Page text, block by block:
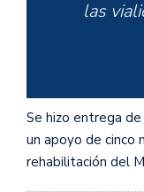
las
Se hizo entrega
un apoyo de cinco
rehabilitación del